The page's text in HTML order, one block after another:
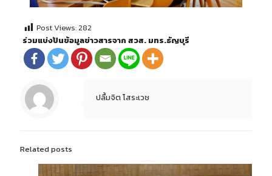
Post Views:282
ร่วมแบ่งปันข้อมูลข่าวสารจาก สวส. มทร.ธัญบุรี
ปลื้มจิต โสระเวช
Related posts